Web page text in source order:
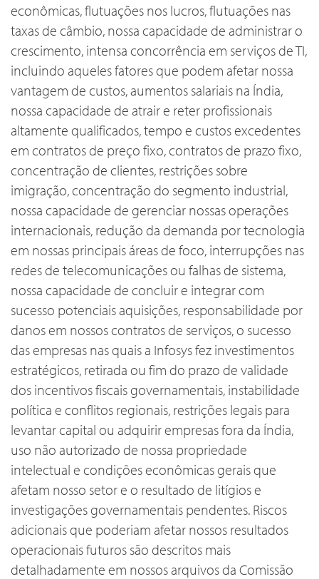
econômicas, flutuações nos lucros, flutuações nas
taxas de câmbio, nossa capacidade de administrar o
crescimento, intensa concorrência em serviços de TI,
incluindo aqueles fatores que podem afetar nossa
vantagem de custos, aumentos salariais na Índia,
nossa capacidade de atrair e reter profissionais
altamente qualificados, tempo e custos excedentes
em contratos de preço fixo, contratos de prazo fixo,
concentração de clientes, restrições sobre
imigração, concentração do segmento industrial,
nossa capacidade de gerenciar nossas operações
internacionais, redução da demanda por tecnologia
em nossas principais áreas de foco, interrupções nas
redes de telecomunicações ou falhas de sistema,
nossa capacidade de concluir e integrar com
sucesso potenciais aquisições, responsabilidade por
danos em nossos contratos de serviços, o sucesso
das empresas nas quais a Infosys fez investimentos
estratégicos, retirada ou fim do prazo de validade
dos incentivos fiscais governamentais, instabilidade
política e conflitos regionais, restrições legais para
levantar capital ou adquirir empresas fora da Índia,
uso não autorizado de nossa propriedade
intelectual e condições econômicas gerais que
afetam nosso setor e o resultado de litígios e
investigações governamentais pendentes. Riscos
adicionais que poderiam afetar nossos resultados
operacionais futuros são descritos mais
detalhadamente em nossos arquivos da Comissão